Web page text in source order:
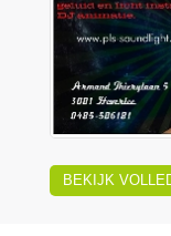
BEKIJK